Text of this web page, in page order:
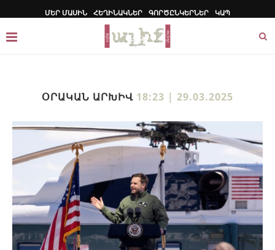
ՄԵՐ ՄԱՍԻՆ ՀԵՂԻՆԱԿՆԵՐ ԳՈՐԾԸՆԿԵՐՆԵՐ ԿԱՊ
ՕՐԱԿԱՆ ԱՐԽԻՎ 18:23 | 29.03.2025